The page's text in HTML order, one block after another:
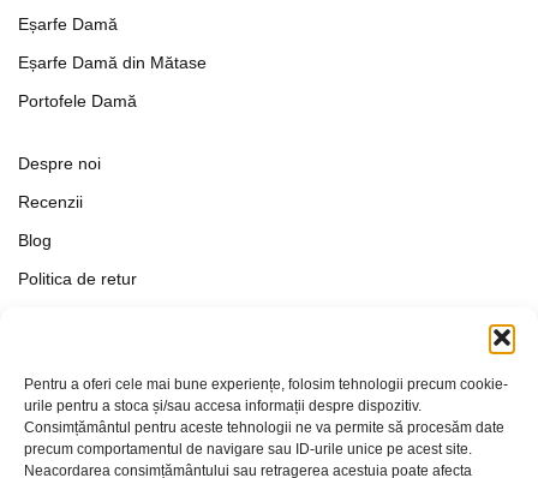
Pentru a oferi cele mai bune experiențe, folosim tehnologii precum cookie-
urile pentru a stoca și/sau accesa informații despre dispozitiv.
Consimțământul pentru aceste tehnologii ne va permite să procesăm date
precum comportamentul de navigare sau ID-urile unice pe acest site.
Neacordarea consimțământului sau retragerea acestuia poate afecta
Eșarfe Damă
Eșarfe Damă din Mătase
Portofele Damă
Despre noi
Recenzii
Blog
Politica de retur
Politica de Confidențialitate
Politica de cookies
Setări Cookie-uri